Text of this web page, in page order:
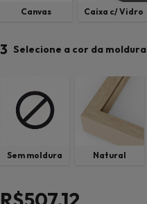
Canvas Caixa c/ Vidro
3 Selecione a cor da moldura
Sem moldura Natural